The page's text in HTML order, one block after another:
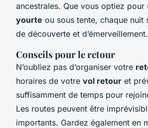
ancestrales. Que vous optiez pour
yourte ou sous tente, chaque nuit
de découverte et d’émerveillement.
Conseils pour le retour
N’oubliez pas d’organiser votre
horaires de votre vol retour et
suffisamment de temps pour
Les routes peuvent être
importants. Gardez également en